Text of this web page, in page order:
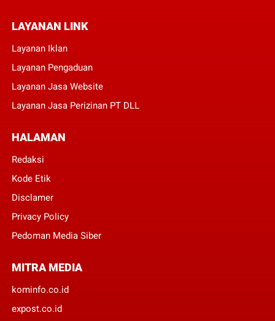
LAYANAN LINK
Layanan Iklan
Layanan Pengaduan
Layanan Jasa Website
Layanan Jasa Perizinan PT DLL
HALAMAN
Redaksi
Kode Etik
Disclamer
Privacy Policy
Pedoman Media Siber
MITRA MEDIA
kominfo.co.id
expost.co.id